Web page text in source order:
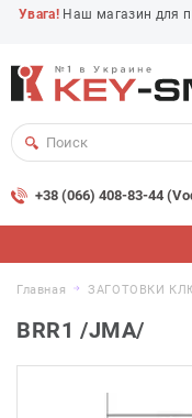
Увага! Наш магазин для
+38 (066) 408-83-44
Главная ЗАГОТОВКИ
BRR1 /JMA/